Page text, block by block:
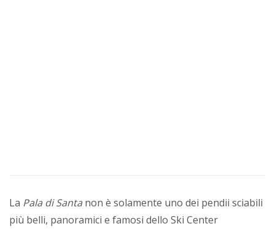
La Pala di Santa non è solamente uno dei pendii sciabili
più belli, panoramici e famosi dello Ski Center